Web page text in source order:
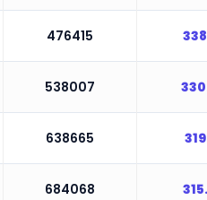
476415
538007
638665
684068